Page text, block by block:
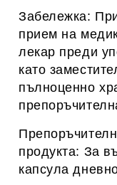
Забележка:
прием на
лекар преди
като
пълноценно
продукта: За
капсулa